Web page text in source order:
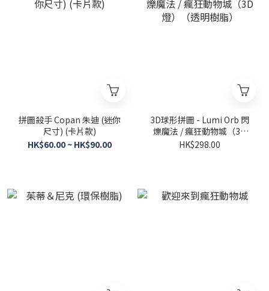
拼圖殺手 Copan 朱迪 (迷你
尺寸) (卡片款)
HK$60.00 ~ HK$90.00
3D球形拼圖 - Lumi Orb 閃
爍魔法 / 瘋狂動物城（3D
燈）（透明樹脂）
HK$298.00